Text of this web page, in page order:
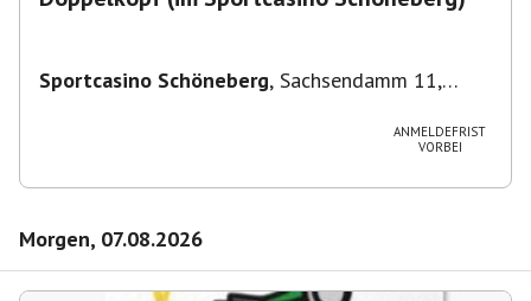
Sportcasino Schöneberg, Sachsendamm 11,
ANMELDEFRIST
VORBEI
Morgen, 07.08.2026